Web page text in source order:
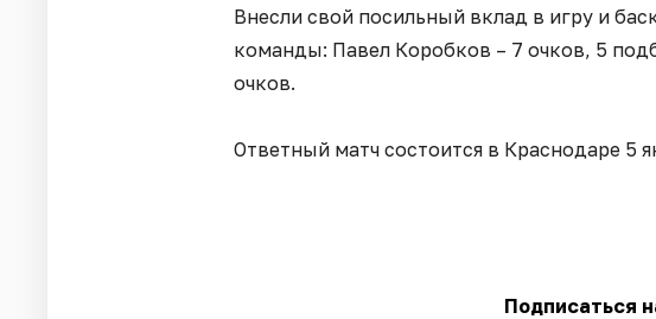
Внесли свой посильный вклад в игру и
команды: Павел Коробков – 7 очков, 5
очков.
Ответный матч состоится в Краснодаре 5
Подписаться